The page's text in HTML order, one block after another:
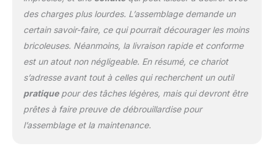
des charges plus lourdes. L’assemblage demande un
certain savoir-faire, ce qui pourrait décourager les moins
bricoleuses. Néanmoins, la livraison rapide et conforme
est un atout non négligeable. En résumé, ce chariot
s’adresse avant tout à celles qui recherchent un outil
pratiquepour des tâches légères, mais qui devront être
prêtes à faire preuve de débrouillardise pour
l’assemblage et la maintenance.